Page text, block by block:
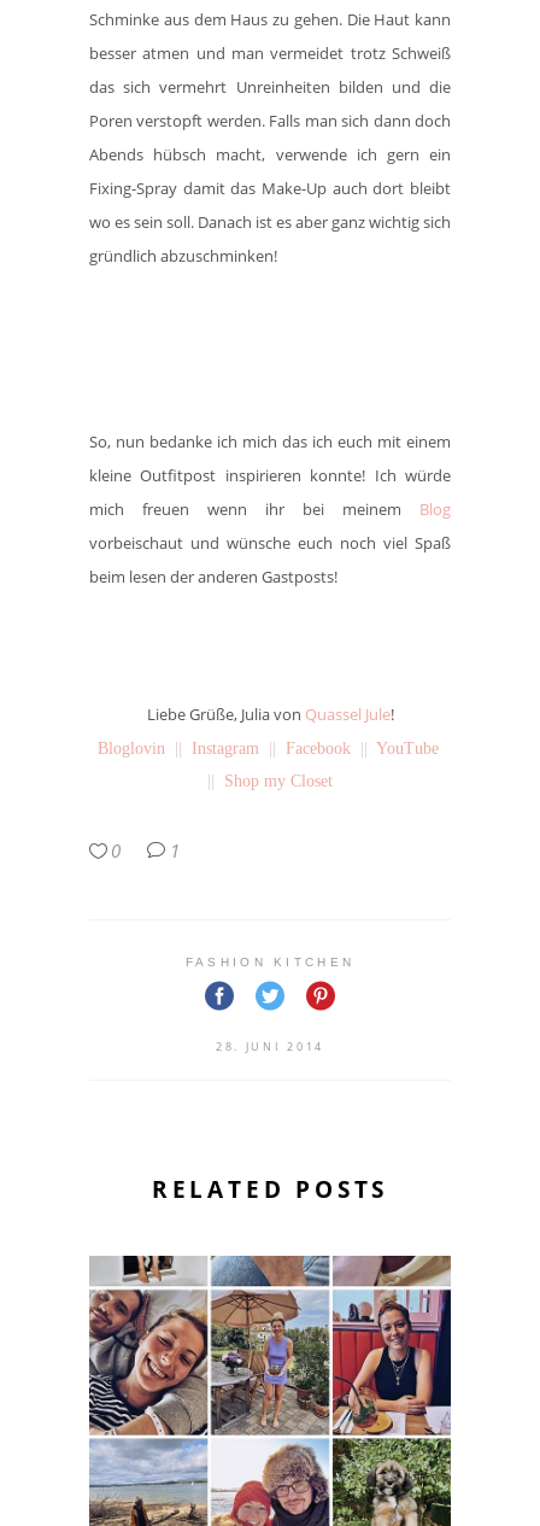
Schminke aus dem Haus zu gehen. Die Haut kann
besser atmen und man vermeidet trotz Schweiß
das sich vermehrt Unreinheiten bilden und die
Poren verstopft werden. Falls man sich dann doch
Abends hübsch macht, verwende ich gern ein
Fixing-Spray damit das Make-Up auch dort bleibt
wo es sein soll. Danach ist es aber ganz wichtig sich
gründlich abzuschminken!
So, nun bedanke ich mich das ich euch mit einem
kleine Outfitpost inspirieren konnte! Ich würde
mich freuen wenn ihr bei meinem Blog
vorbeischaut und wünsche euch noch viel Spaß
beim lesen der anderen Gastposts!
Liebe Grüße, Julia von Quassel Jule!
Bloglovin|| Instagram|| Facebook|| YouTube
Shop my Closet
0 1
FASHION KITCHEN
28. JUNI 2014
RELATED POSTS